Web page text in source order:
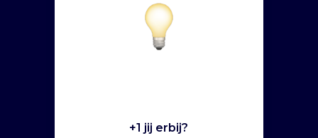
+1 jij erbij?